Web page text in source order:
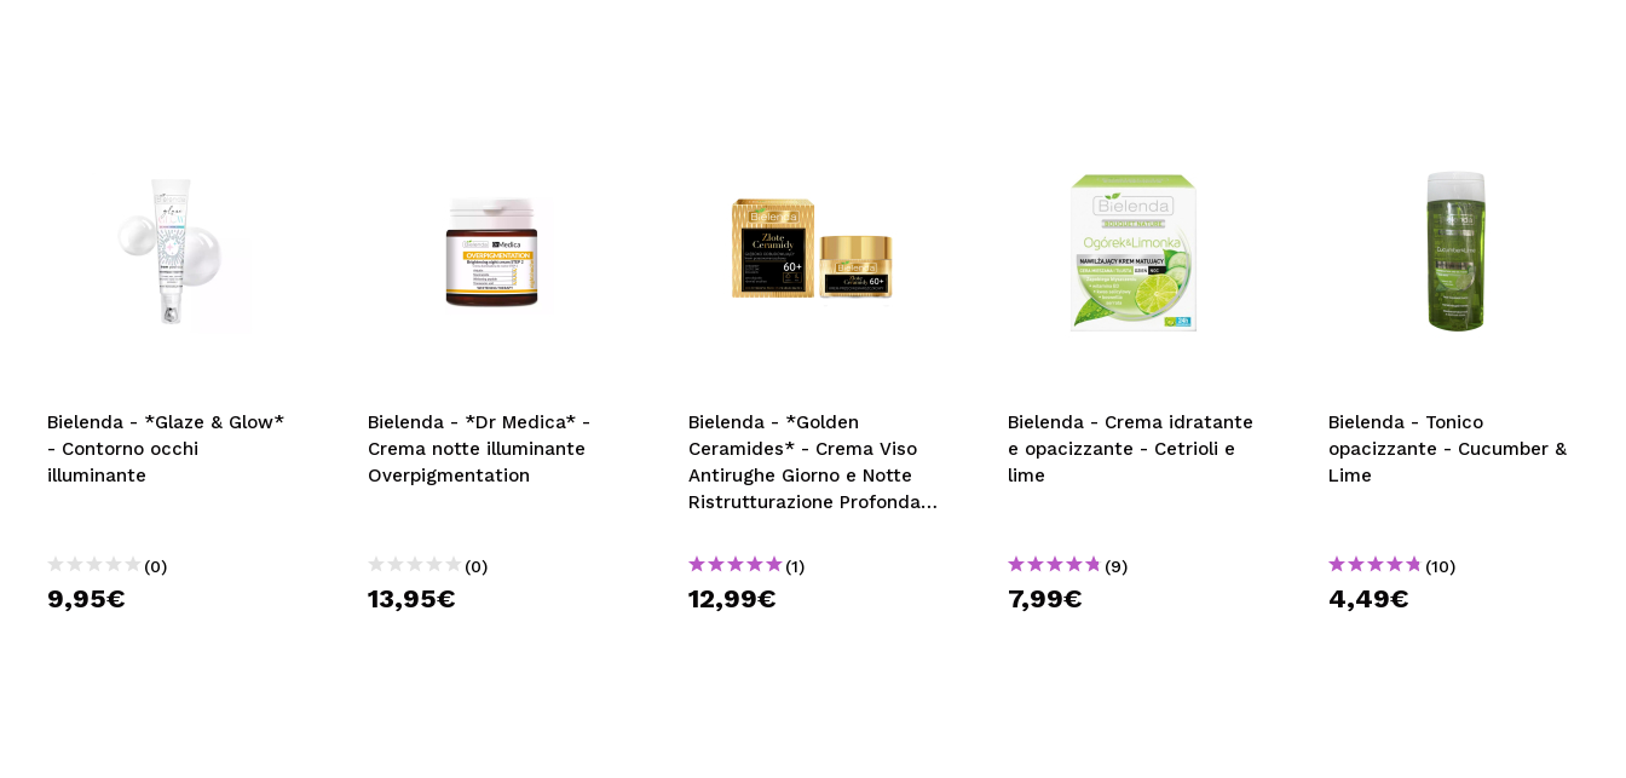
Bielenda - *Glaze & Glow*
- Contorno occhi
illuminante
(0)
9,95€
Bielenda - *Dr Medica* -
Crema notte illuminante
Overpigmentation
(0)
13,95€
Bielenda - *Golden
Ceramides* - Crema Viso
Antirughe Giorno e Notte
Ristrutturazione Profonda -
(1)
12,99€
Bielenda - Crema idratante
e opacizzante - Cetrioli e
lime
(9)
7,99€
Bielenda - Tonico
opacizzante - Cucumber &
Lime
(10)
4,49€